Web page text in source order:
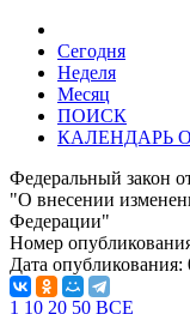
Сегодня
Неделя
Месяц
ПОИСК
КАЛЕНДАРЬ
Федеральный закон
"О внесении
Федерации"
Номер
Дата опубликования:
1 10 20 50 ВСЕ